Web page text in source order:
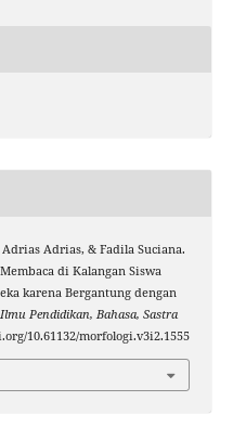
Adrias, & Fadila Suciana.
di Kalangan Siswa
karena Bergantung dengan
Pendidikan, Bahasa, Sastra
10.61132/morfologi.v3i2.1555